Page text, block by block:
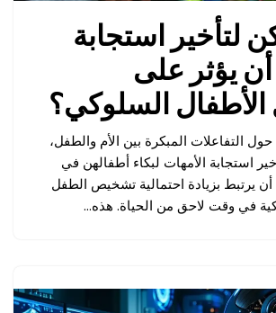
لتأخير استجابة
يؤثر على
السلوكي؟
التفاعلات المبكرة بين الأم والطفل،
استجابة الأمهات لبكاء أطفالهن في
يرتبط بزيادة احتمالية تشخيص الطفل
في وقت لاحق من الحياة. هذه…